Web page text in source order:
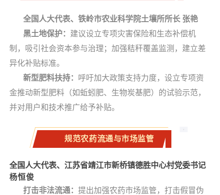
全国人大代表、铁岭市农业科学院土壤所所长 张艳
黑土地保护： 建议设立专项灾害保险和生态补偿机
制，吸引社会资本参与治理；加强秸秆覆盖监测，建立差
异化补贴标准。
新型肥料扶持： 呼吁加大政策支持力度，设立专项资
金推动新型肥料（如蚯蚓肥、生物炭基肥）的试验示范，
并对用户和技术推广给予补贴。
规范农药流通与市场监管
全国人大代表、江苏省靖江市新桥镇德胜中心村党委书记
杨恒俊
打击非法流通：提出加强农药市场监管，打击假冒伪